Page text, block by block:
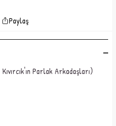
Paylaş
Kıvırcık'ın Parlak Arkadaşları)